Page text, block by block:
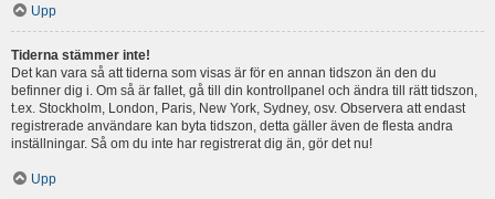
Upp
Tiderna stämmer inte!
Det kan vara så att tiderna som visas är för en annan tidszon än den du
befinner dig i. Om så är fallet, gå till din kontrollpanel och ändra till rätt tidszon,
t.ex. Stockholm, London, Paris, New York, Sydney, osv. Observera att endast
registrerade användare kan byta tidszon, detta gäller även de flesta andra
inställningar. Så om du inte har registrerat dig än, gör det nu!
Upp